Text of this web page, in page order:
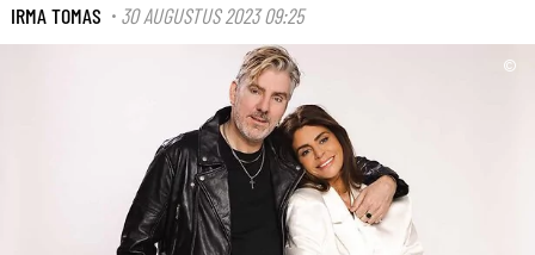
IRMA TOMAS · 30 AUGUSTUS 2023 09:25
©